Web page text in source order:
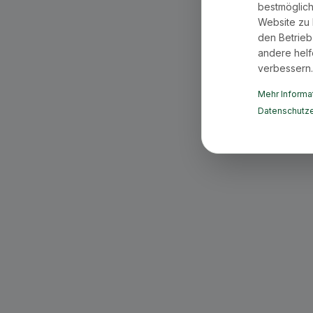
Website zu
den
andere
verbessern.
Mehr